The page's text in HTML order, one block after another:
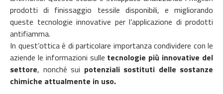
prodotti di finissaggio tessile disponibili, e migliorando
queste tecnologie innovative per l’applicazione di prodotti
antifiamma.
In quest’ottica è di particolare importanza condividere con le
aziende le informazioni sulle tecnologie più innovative del
settore, nonché sui potenziali sostituti delle sostanze
chimiche attualmente in uso.